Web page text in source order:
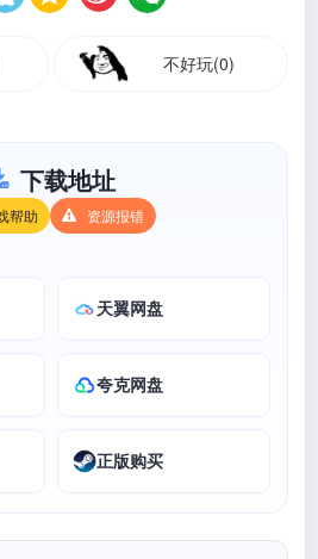
不好玩(0)
下载地址
帮助 资源报错
天翼网盘
夸克网盘
正版购买